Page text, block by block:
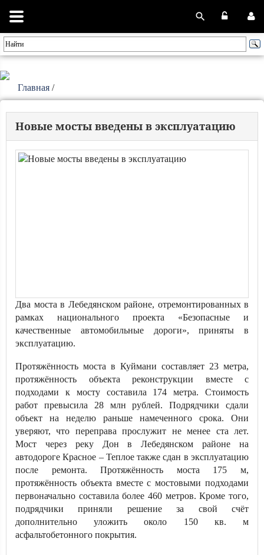
Главная /
Новые мосты введены в эксплуатацию
Два моста в Лебедянском районе, отремонтированных в
рамках национального проекта «Безопасные и
качественные автомобильные дороги», приняты в
эксплуатацию.
Протяжённость моста в Куймани составляет 23 метра,
протяжённость объекта реконструкции вместе с
подходами к мосту составила 174 метра. Стоимость
работ превысила 28 млн рублей. Подрядчики сдали
объект на неделю раньше намеченного срока. Они
уверяют, что переправа прослужит не менее ста лет.
Мост через реку Дон в Лебедянском районе на
автодороге Красное – Теплое также сдан в эксплуатацию
после ремонта. Протяжённость моста 175 м,
протяжённость объекта вместе с мостовыми подходами
первоначально составила более 460 метров. Кроме того,
подрядчики приняли решение за свой счёт
дополнительно уложить около 150 кв. м
асфальтобетонного покрытия.